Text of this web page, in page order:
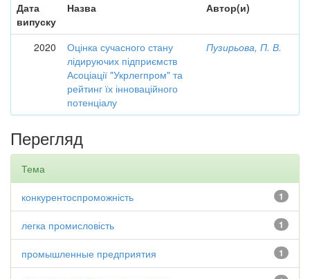
Дата
випуску
Назва Автор(и)
2020
Оцінка сучасного стану
лідируючих підприємств
Асоціації "Укрлегпром" та
рейтинг їх інноваційного
потенціалу
Пузирьова, П. В.
Перегляд
Тема
1
конкурентоспроможність
1
легка промисловість
1
промышленные предприятия